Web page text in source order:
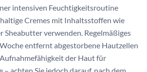
intensiven Feuchtigkeitsroutine
Cremes mit Inhaltsstoffen wie
Sheabutter verwenden. Regelmäßiges
entfernt abgestorbene Hautzellen
der Haut für